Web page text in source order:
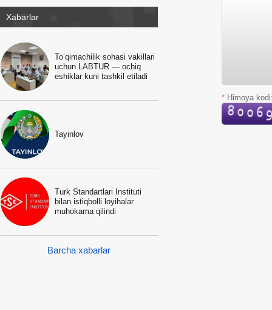
Xabarlar
To‘qimachilik sohasi vakillari
uchun LABTUR — ochiq
eshiklar kuni tashkil etiladi
Tayinlov
Turk Standartlari Instituti
bilan istiqbolli loyihalar
muhokama qilindi
Barcha xabarlar
* Himoya